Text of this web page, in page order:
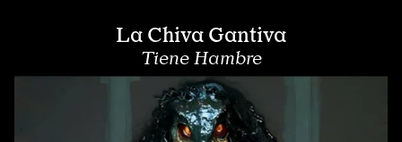
La Chiva Gantiva
Tiene Hambre